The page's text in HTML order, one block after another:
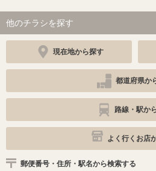
他のチラシを探す
現在地から探す
都道府県か
路線・駅か
よく行くお店
郵便番号・住所・駅名から検索する